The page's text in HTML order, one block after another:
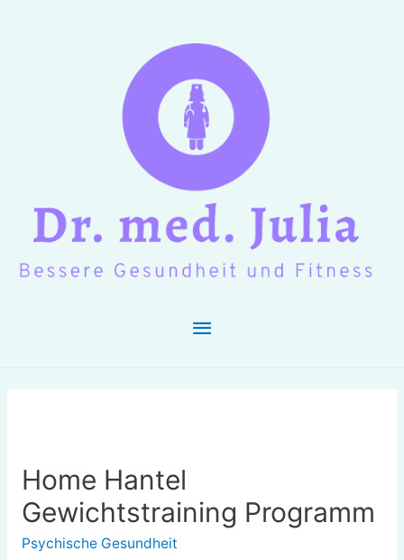
Hauptmenü
Home Hantel
Gewichtstraining Programm
Psychische Gesundheit